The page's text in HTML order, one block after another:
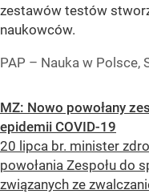
zestawów testów
naukowców.
PAP – Nauka w Polsce,
MZ: Nowo powołany
epidemii COVID-19
20 lipca br. minister
powołania Zespołu do
związanych ze